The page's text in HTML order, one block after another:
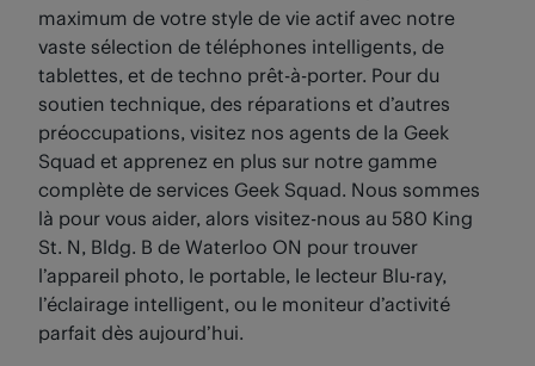
maximum de votre style de vie actif avec notre
vaste sélection de téléphones intelligents, de
tablettes, et de techno prêt-à-porter. Pour du
soutien technique, des réparations et d’autres
préoccupations, visitez nos agents de la Geek
Squad et apprenez en plus sur notre gamme
complète de services Geek Squad. Nous sommes
là pour vous aider, alors visitez-nous au 580 King
St. N, Bldg. B de Waterloo ON pour trouver
l’appareil photo, le portable, le lecteur Blu-ray,
l’éclairage intelligent, ou le moniteur d’activité
parfait dès aujourd’hui.